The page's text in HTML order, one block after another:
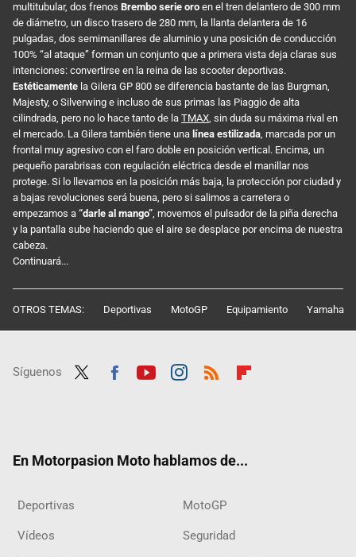
multitubular, dos frenos Brembo serie oro en el tren delantero de 300 mm
de diámetro, un disco trasero de 280 mm, la llanta delantera de 16
pulgadas, dos semimanillares de aluminio y una posición de conducción
100% “al ataque” forman un conjunto que a primera vista deja claras sus
intenciones: convertirse en la reina de las scooter deportivas.
Estéticamente la Gilera GP 800 se diferencia bastante de las Burgman,
Majesty, o Silverwing e incluso de sus primas las Piaggio de alta
cilindrada, pero no lo hace tanto de la TMAX , sin duda su máxima rival en
el mercado. La Gilera también tiene una línea estilizada , marcada por un
frontal muy agresivo con el faro doble en posición vertical. Encima, un
pequeño parabrisas con regulación eléctrica desde el manillar nos
protege. Si lo llevamos en la posición más baja, la protección por ciudad y
a bajas revoluciones será buena, pero si salimos a carretera o
empezamos a “darle al mango” , movemos el pulsador de la piña derecha
y la pantalla sube haciendo que el aire se desplace por encima de nuestra
cabeza.
Continuará...
OTROS TEMAS: Deportivas MotoGP Equipamiento Yamaha
Síguenos
En Motorpasion Moto hablamos de...
Deportivas MotoGP
Vídeos Seguridad